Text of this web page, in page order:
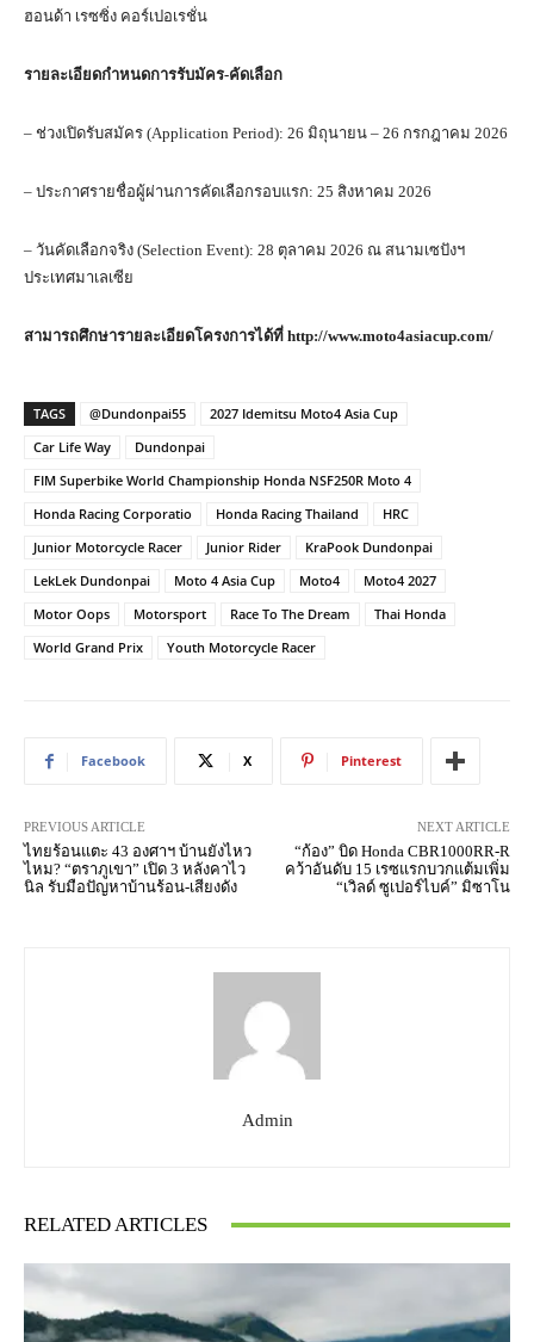
ฮอนด้า เรซซิ่ง คอร์เปอเรชั่น
รายละเอียดกำหนดการรับมัคร-คัดเลือก
– ช่วงเปิดรับสมัคร (Application Period): 26 มิถุนายน – 26 กรกฎาคม 2026
– ประกาศรายชื่อผู้ผ่านการคัดเลือกรอบแรก: 25 สิงหาคม 2026
– วันคัดเลือกจริง (Selection Event): 28 ตุลาคม 2026 ณ สนามเซปังฯ
ประเทศมาเลเซีย
สามารถศึกษารายละเอียดโครงการได้ที่ http://www.moto4asiacup.com/
TAGS @Dundonpai55
2027 Idemitsu Moto4 Asia Cup
Car Life Way
Dundonpai
FIM Superbike World Championship Honda NSF250R Moto 4
Honda Racing Corporatio
Honda Racing Thailand
HRC
Junior Motorcycle Racer
Junior Rider
KraPook Dundonpai
LekLek Dundonpai
Moto 4 Asia Cup Moto4
Moto4 2027
Motor Oops
Motorsport Race To The Dream
Thai Honda
World Grand Prix
Youth Motorcycle Racer
Facebook X Pinterest
PREVIOUS ARTICLE
ไทยร้อนแตะ 43 องศาฯ บ้านยังไหว
ไหม? “ตราภูเขา” เปิด 3 หลังคาไว
นิล รับมือปัญหาบ้านร้อน-เสียงดัง
NEXT ARTICLE
“ก้อง” บิด Honda CBR1000RR-R
คว้าอันดับ 15 เรซแรกบวกแต้มเพิ่ม
“เวิลด์ ซูเปอร์ไบค์” มิซาโน
Admin
RELATED ARTICLES